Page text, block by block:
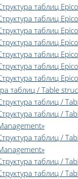
таблиц
таблиц
таблиц
таблиц
таблиц
таблиц
таблиц
таблиц / Table
таблиц /
таблиц /
таблиц /
таблиц /
таблиц /